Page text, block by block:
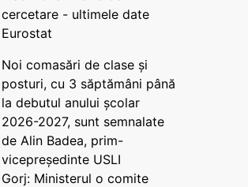
cercetare - ultimele date
Eurostat
Noi comasări de clase și
posturi, cu 3 săptămâni până
la debutul anului școlar
2026-2027, sunt semnalate
de Alin Badea, prim-
vicepreședinte USLI
Gorj: Ministerul o comite